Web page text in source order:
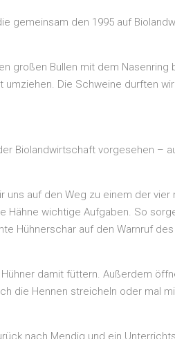
gemeinsam den 1995 auf
großen Bullen mit dem
Die Schweine durften
Biolandwirtschaft vorgesehen –
auf den Weg zu einem der vier
wichtige Aufgaben. So
Hühnerschar auf den Warnruf
damit füttern. Außerdem
die Hennen streicheln oder mal
nach Mendig und ein